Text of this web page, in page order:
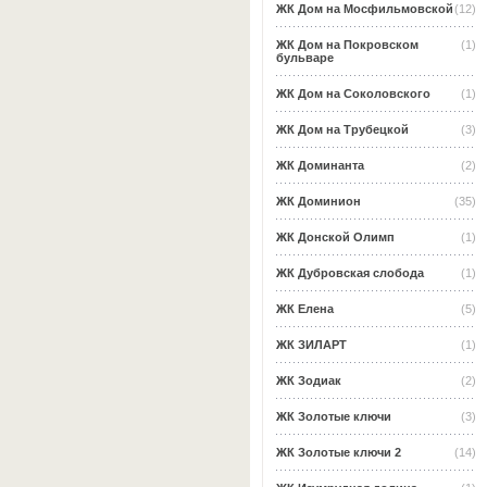
(12)
ЖК Дом на Мосфильмовской
(1)
ЖК Дом на Покровском
бульваре
(1)
ЖК Дом на Соколовского
(3)
ЖК Дом на Трубецкой
(2)
ЖК Доминанта
(35)
ЖК Доминион
(1)
ЖК Донской Олимп
(1)
ЖК Дубровская слобода
(5)
ЖК Елена
(1)
ЖК ЗИЛАРТ
(2)
ЖК Зодиак
(3)
ЖК Золотые ключи
(14)
ЖК Золотые ключи 2